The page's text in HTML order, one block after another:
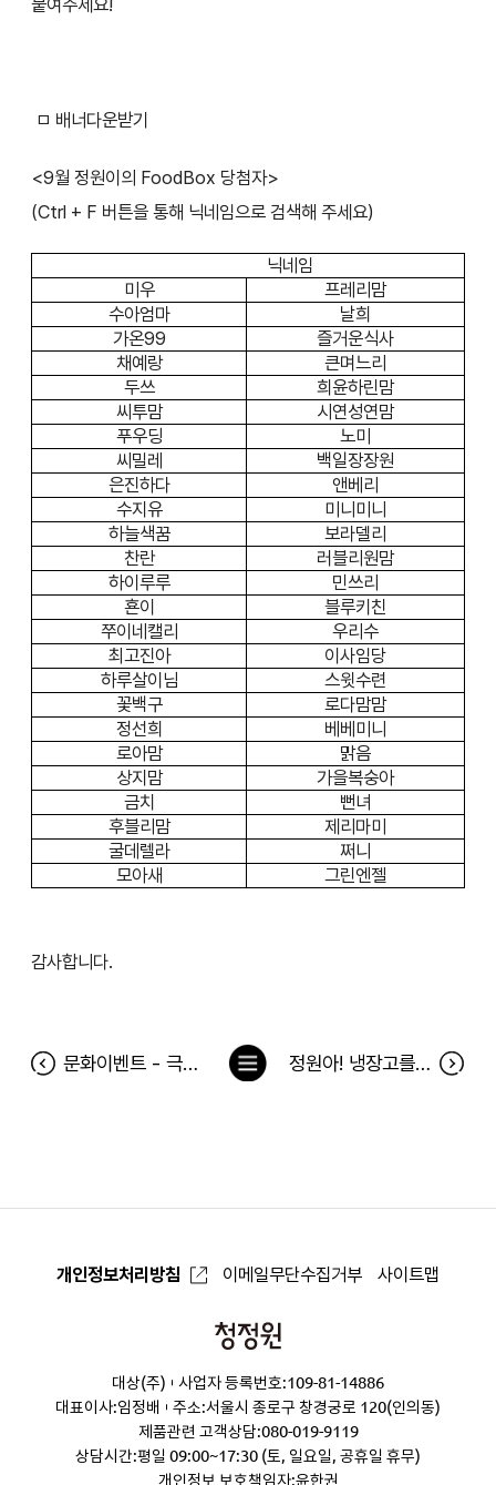
붙여주세요!
ㅁ 배너다운받기
<9월 정원이의 FoodBox 당첨자>
(Ctrl + F 버튼을 통해 닉네임으로 검색해 주세요)
닉네임
미우
프레리맘
수아엄마
날희
가온99
즐거운식사
채예랑
큰며느리
두쓰
희윤하린맘
씨투맘
시연성연맘
푸우딩
노미
씨밀레
백일장장원
은진하다
앤베리
수지유
미니미니
하늘색꿈
보라델리
찬란
러블리원맘
하이루루
민쓰리
횬이
블루키친
쭈이네캘리
우리수
최고진아
이사임당
하루살이님
스윗수련
꽃백구
로다맘맘
정선희
베베미니
로아맘
맑음
상지맘
가을복숭아
금치
뻔녀
후블리맘
제리마미
굴데렐라
쩌니
모아새
그린엔젤
감사합니다.
문화이벤트 - 극장판 요괴워치-하늘을 나는 고래와 더블세계다냥! 당첨자 정원아! 냉장고를 채워줘 당첨자(8월 28일~9월 3일) 및 8월 베스트 당첨톡 당첨자
목
개인정보처리방침 이메일무단수집거부 사이트맵
청
원
대상(주)
사업자 등록번호:109-81-14886
대표이사:임정배
주소:서울시 종로구 창경궁로 120(인의동)
제품관련 고객상담:080-019-9119
상담시간:평일 09:00~17:30 (토, 일요일, 공휴일 휴무)
개인정보 보호책임자:윤한권